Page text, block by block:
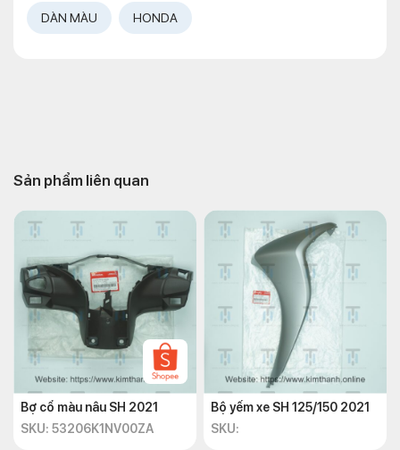
DÀN MÀU HONDA
Sản phẩm liên quan
Bợ cổ màu nâu SH 2021
SKU: 53206K1NV00ZA
Bộ yếm xe SH 125/150 2021
SKU: